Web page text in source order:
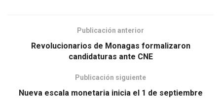
Publicación anterior
Revolucionarios de Monagas formalizaron
candidaturas ante CNE
Publicación siguiente
Nueva escala monetaria inicia el 1 de septiembre